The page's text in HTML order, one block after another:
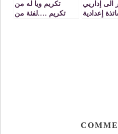
الى إداريي
إعدادية
تكريم ويا له من
تكريم ….لفئة من